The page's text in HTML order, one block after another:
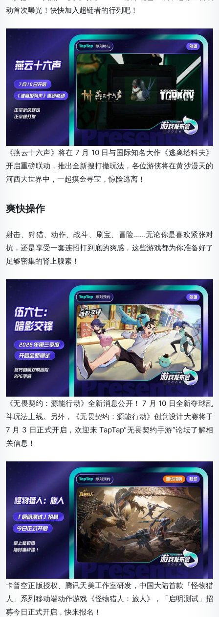
动首次曝光！快快加入超链者的行列吧！
《燕云十六声》将在 7 月 10 日与国际知名大作《逃离塔科夫》
开启重磅联动，推出全新搜打撤玩法，各位游侠将在黄沙漫天的
河西大世界中，一起摸金寻宝，惊险逃离！
爽快操作
射击、狩猎、动作、战斗、刷宝、冒险……无论你是喜欢紧张对
抗，还是享受一套连招打到底的爽感，这些游戏都为你准备好了
足够密集的肾上腺素！
《无畏契约：源能行动》全新消息公开！ 7 月 10 日全新夺球乱
斗玩法上线。另外，《无畏契约：源能行动》创意设计大赛将于
7 月 3 日正式开启，欢迎来 TapTap“无畏契约手游”论坛了解相
关信息！
卡普空正版授权、腾讯天美工作室研发，中国大陆首款「怪物猎
人」系列移动端动作游戏《怪物猎人：旅人》，「启明测试」招
募今日正式开启，快来报名！